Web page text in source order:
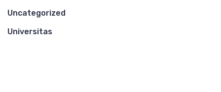
Uncategorized
Universitas